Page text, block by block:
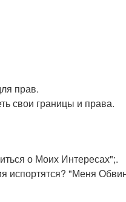
прав.
свои границы и права.
о Моих Интересах";.
испортятся? "Меня